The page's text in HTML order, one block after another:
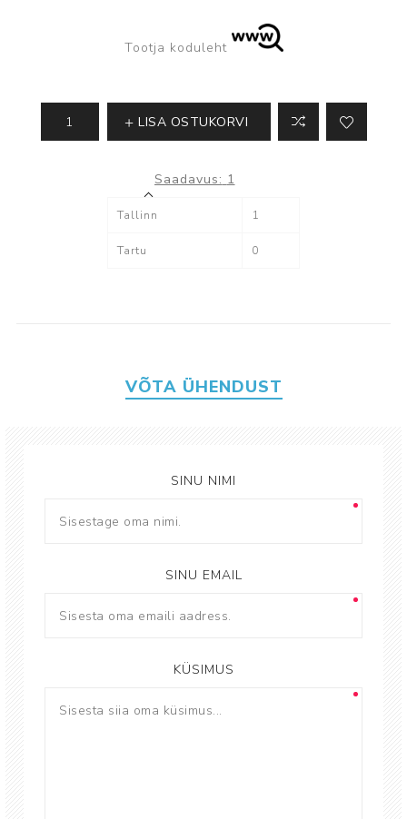
Tootja koduleht
LISA OSTUKORVI
Saadavus: 1
Tallinn 1
Tartu 0
VÕTA ÜHENDUST
SINU NIMI
SINU EMAIL
KÜSIMUS